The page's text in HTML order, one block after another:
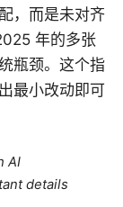
，而是未对齐
年的多张
瓶颈。这个指
最小改动即可
AI
details